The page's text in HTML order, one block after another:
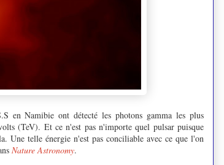
en Namibie ont détecté les photons gamma les plus
(TeV). Et ce n'est pas n'importe quel pulsar puisque
telle énergie n'est pas conciliable avec ce que l'on
Nature Astronomy.